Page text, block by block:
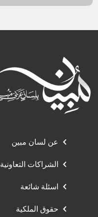
عن لسان مبين
الشراكات التعاونية
اسئلة شائعة
حقوق الملكية